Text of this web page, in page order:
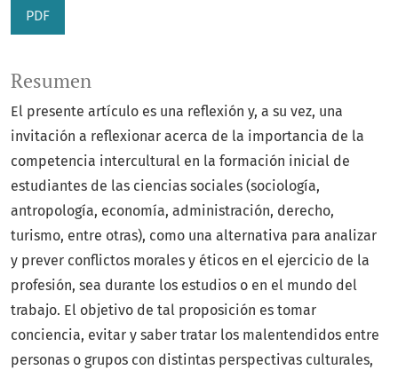
PDF
Resumen
El presente artículo es una reflexión y, a su vez, una
invitación a reflexionar acerca de la importancia de la
competencia intercultural en la formación inicial de
estudiantes de las ciencias sociales (sociología,
antropología, economía, administración, derecho,
turismo, entre otras), como una alternativa para analizar
y prever conflictos morales y éticos en el ejercicio de la
profesión, sea durante los estudios o en el mundo del
trabajo. El objetivo de tal proposición es tomar
conciencia, evitar y saber tratar los malentendidos entre
personas o grupos con distintas perspectivas culturales,